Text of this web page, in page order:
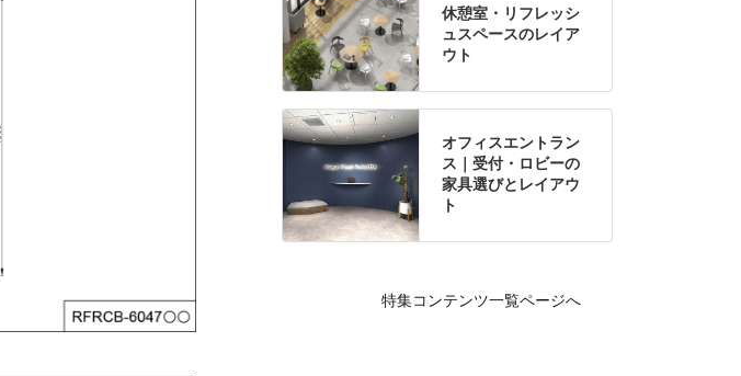
休憩室・リフレッシ
ュスペースのレイア
ウト
オフィスエントラン
ス｜受付・ロビーの
家具選びとレイアウ
ト
特集コンテンツ一覧ページへ